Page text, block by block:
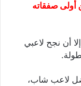
أولى صفقاته
أن نجح لاعبي
لاعب شاب،